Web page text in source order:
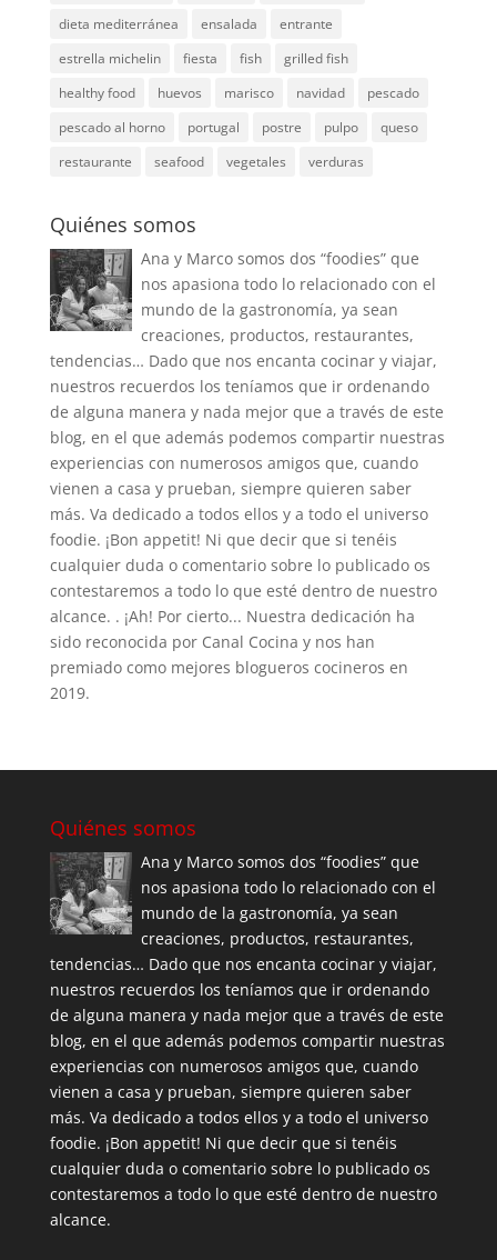
dieta mediterránea
ensalada
entrante
estrella michelin
fiesta fish
grilled fish
healthy food
huevos marisco navidad
pescado
pescado al horno
portugal postre pulpo
queso
restaurante
seafood vegetales verduras
Quiénes somos
Ana y Marco somos dos “foodies” que
nos apasiona todo lo relacionado con el
mundo de la gastronomía, ya sean
creaciones, productos, restaurantes,
tendencias… Dado que nos encanta cocinar y viajar,
nuestros recuerdos los teníamos que ir ordenando
de alguna manera y nada mejor que a través de este
blog, en el que además podemos compartir nuestras
experiencias con numerosos amigos que, cuando
vienen a casa y prueban, siempre quieren saber
más. Va dedicado a todos ellos y a todo el universo
foodie. ¡Bon appetit! Ni que decir que si tenéis
cualquier duda o comentario sobre lo publicado os
contestaremos a todo lo que esté dentro de nuestro
alcance. . ¡Ah! Por cierto... Nuestra dedicación ha
sido reconocida por Canal Cocina y nos han
premiado como mejores blogueros cocineros en
2019.
Quiénes somos
Ana y Marco somos dos “foodies” que
nos apasiona todo lo relacionado con el
mundo de la gastronomía, ya sean
creaciones, productos, restaurantes,
tendencias… Dado que nos encanta cocinar y viajar,
nuestros recuerdos los teníamos que ir ordenando
de alguna manera y nada mejor que a través de este
blog, en el que además podemos compartir nuestras
experiencias con numerosos amigos que, cuando
vienen a casa y prueban, siempre quieren saber
más. Va dedicado a todos ellos y a todo el universo
foodie. ¡Bon appetit! Ni que decir que si tenéis
cualquier duda o comentario sobre lo publicado os
contestaremos a todo lo que esté dentro de nuestro
alcance.